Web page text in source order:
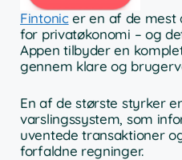
Fintonicer en af de mest
for privatøkonomi – og
Appen tilbyder en
gennem klare og
En af de største styrker
varslingssystem, som
uventede transaktioner
forfaldne regninger.